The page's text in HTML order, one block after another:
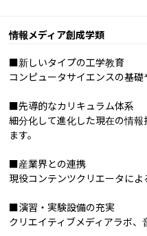
情報メディア創成学類
■新しいタイプの工学教育
コンピュータサイエンスの基
■先導的なカリキュラム体系
細分化して進化した現在の情
ます。
■産業界との連携
現役コンテンツクリエータに
■演習・実験設備の充実
クリエイティブメディアラボ、